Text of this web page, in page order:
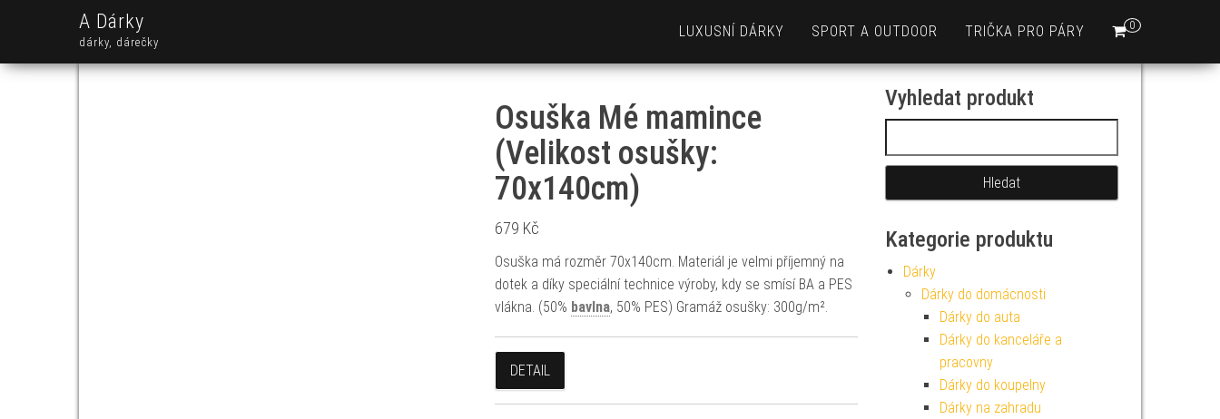
A Dárky
dárky, dárečky
0
LUXUSNÍ DÁRKY SPORT A OUTDOOR TRIČKA PRO PÁRY
Osuška Mé mamince
(Velikost osušky:
70x140cm)
679 Kč
Osuška má rozměr 70x140cm. Materiál je velmi příjemný na
dotek a díky speciální technice výroby, kdy se smísí BA a PES
vlákna. (50% bavlna, 50% PES) Gramáž osušky: 300g/m².
DETAIL
Vyhledat produkt
Kategorie produktu
Dárky
Dárky do domácnosti
Dárky do auta
Dárky do kanceláře a
pracovny
Dárky do koupelny
Dárky na zahradu